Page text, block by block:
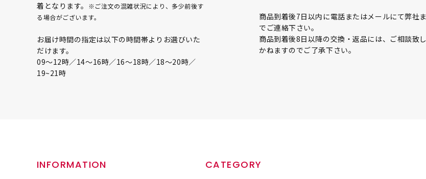
着となります。
※ご注文の混雑状況により、多少前後す
る場合がございます。
お届け時間の指定は以下の時間帯よりお選びいた
だけます。
09〜12時／14〜16時／16〜18時／18〜20時／
19~21時
商品到着後7日以内に電話またはメールにて弊社ま
でご連絡下さい。
商品到着後8日以降の交換・返品には、ご相談致し
かねますのでご了承下さい。
INFORMATION CATEGORY